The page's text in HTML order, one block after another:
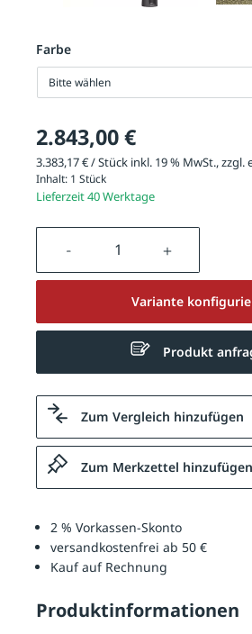
Farbe
Bitte wählen
2.843,00 €
3.383,17 € / Stück inkl. 19 % MwSt., zzgl.
Inhalt: 1 Stück
Lieferzeit 40 Werktage
Produkt Anzahl: Gib
Variante
Produkt
Zum Vergleich hinzufügen
Zum Merkzettel hinzufügen
2 % Vorkassen-Skonto
versandkostenfrei ab 50 €
Kauf auf Rechnung
Produktinformationen